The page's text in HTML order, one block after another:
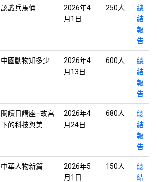
認識兵馬俑
2026年4
月1日
250人
總
結
報
告
中國動物知多少
2026年4
月13日
600人
總
結
報
告
閱讀日講座–故宮
下的科技與美
2026年4
月24日
680人
總
結
報
告
中華人物新篇
2026年5
月1日
150人
總
結